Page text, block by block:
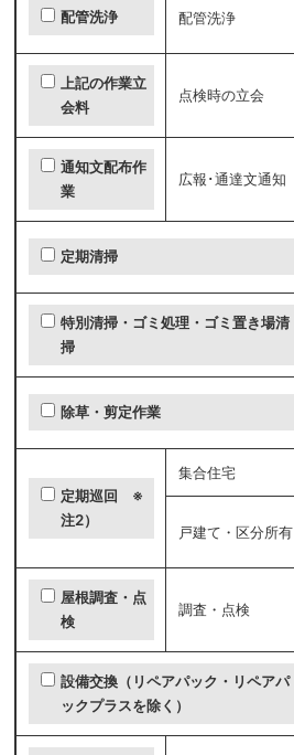
配管洗浄 配管洗浄
上記の作業立
会料
点検時の立会
通知文配布作
業
広報･通達文通知
定期清掃
特別清掃・ゴミ処理・ゴミ置き場清
掃
除草・剪定作業
定期巡回 ※
注2）
集合住宅
戸建て・区分所有
屋根調査・点
検
調査・点検
設備交換（リペアパック・リペアパ
ックプラスを除く）